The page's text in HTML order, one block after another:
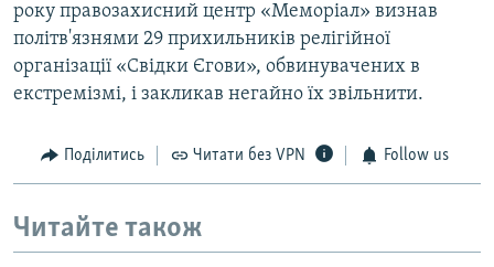
року правозахисний центр «Меморіал» визнав
політв'язнями 29 прихильників релігійної
організації «Свідки Єгови», обвинувачених в
екстремізмі, і закликав негайно їх звільнити.
Поділитись Читати без VPN Follow us
Читайте також